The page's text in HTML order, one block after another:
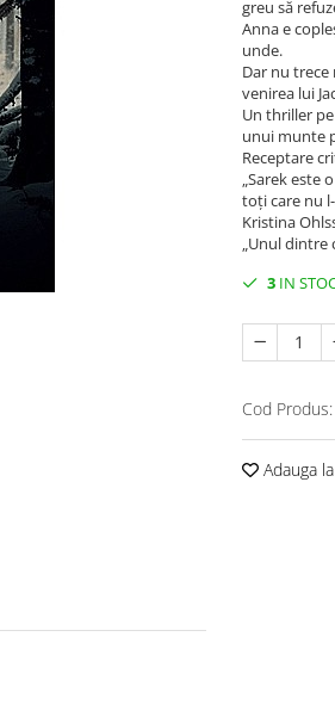
greu să
Anna e
unde.
Dar nu
venirea lui
Un thriller
unui munte
Receptare
„Sarek este
toți care nu
Kristina
„Unul dintre
3 IN
Cod Produs:
Adauga